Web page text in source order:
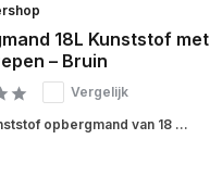
18L Kunststof met
– Bruin
Vergelijk
opbergmand van 18 ...